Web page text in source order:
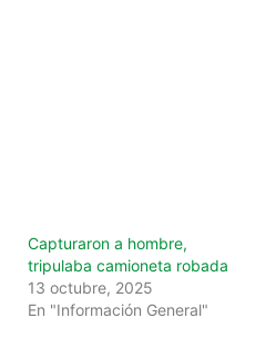
Capturaron a hombre,
tripulaba camioneta robada
13 octubre, 2025
En "Información General"